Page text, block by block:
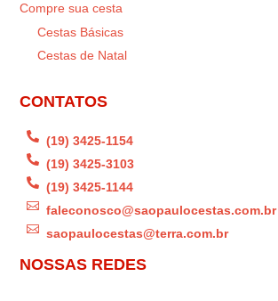
Compre sua cesta
Cestas Básicas
Cestas de Natal
CONTATOS
 (19) 3425-1154
 (19) 3425-3103
 (19) 3425-1144
 faleconosco@saopaulocestas.com.br
 saopaulocestas@terra.com.br
NOSSAS REDES